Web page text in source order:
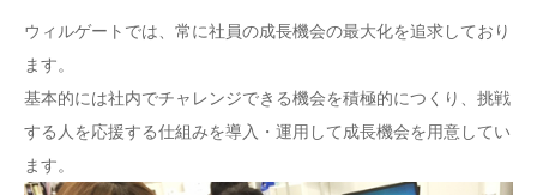
ウィルゲートでは、常に社員の成長機会の最大化を追求しており
ます。
基本的には社内でチャレンジできる機会を積極的につくり、挑戦
する人を応援する仕組みを導入・運用して成長機会を用意してい
ます。